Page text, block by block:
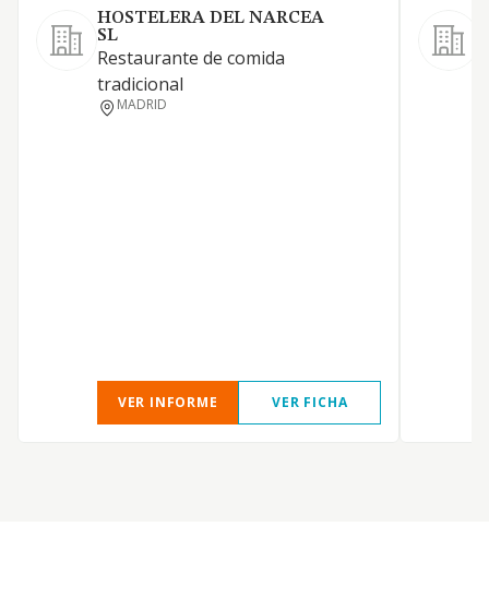
HOSTELERA DEL NARCEA
SL
Restaurante de comida
tradicional
MADRID
VER INFORME VER FICHA